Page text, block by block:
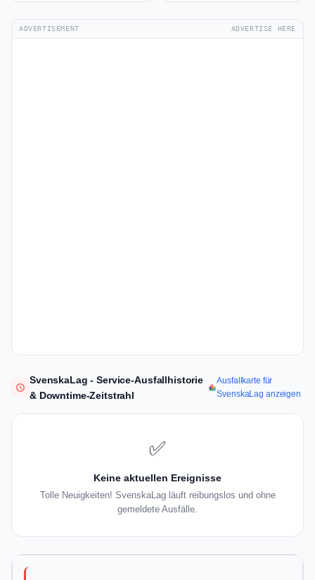
ADVERTISEMENT ADVERTISE HERE
SvenskaLag - Service-Ausfallhistorie
& Downtime-Zeitstrahl
Ausfallkarte für
SvenskaLag anzeigen
✅
Keine aktuellen Ereignisse
Tolle Neuigkeiten! SvenskaLag läuft reibungslos und ohne
gemeldete Ausfälle.